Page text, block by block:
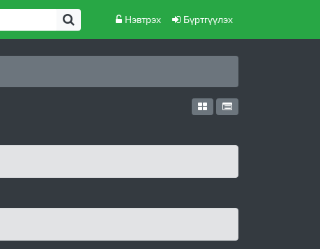
Нэвтрэх Бүртгүүлэх